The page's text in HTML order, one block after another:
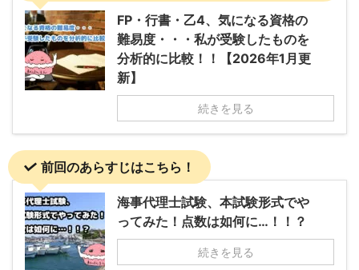
FP・行書・乙4、気になる資格の
難易度・・・私が受験したものを
分析的に比較！！【2026年1月更
新】
続きを見る
前回のあらすじはこちら！
海事代理士試験、本試験形式でや
ってみた！点数は如何に…！！？
続きを見る